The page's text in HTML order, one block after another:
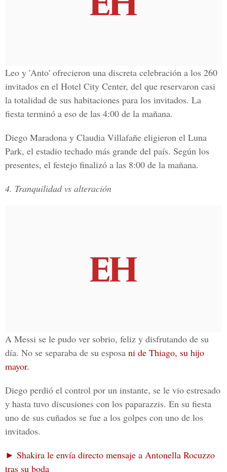
Leo y 'Anto' ofrecieron una discreta celebración a los 260
invitados en el Hotel City Center, del que reservaron casi
la totalidad de sus habitaciones para los invitados. La
fiesta terminó a eso de las 4:00 de la mañana.
Diego Maradona y Claudia Villafañe eligieron el Luna
Park, el estadio techado más grande del país. Según los
presentes, el festejo finalizó a las 8:00 de la mañana.
4. Tranquilidad vs alteración
A Messi se le pudo ver sobrio, feliz y disfrutando de su
día. No se separaba de su esposa ni de Thiago, su hijo
mayor.
Diego perdió el control por un instante, se le vio estresado
y hasta tuvo discusiones con los paparazzis. En su fiesta
uno de sus cuñados se fue a los golpes con uno de los
invitados.
► Shakira le envía directo mensaje a Antonella Rocuzzo
tras su boda